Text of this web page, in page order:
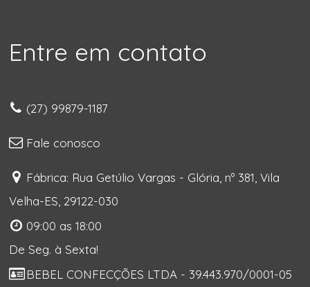
Entre em contato
(27) 99879-1187
Fale conosco
Fábrica: Rua Getúlio Vargas - Glória, nº 381, Vila
Velha-ES, 29122-030
09:00 as 18:00
De Seg. à Sexta!
BEBEL CONFECÇÕES LTDA - 39.443.970/0001-05